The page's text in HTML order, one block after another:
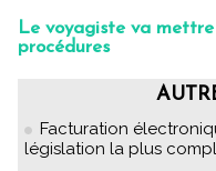
Le voyagiste va
procédures
Facturation
législation la plus